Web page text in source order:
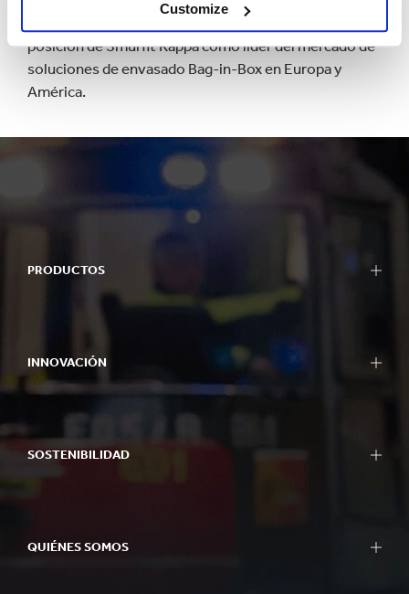
Customize
posición de Smurfit Kappa como líder del mercado de
soluciones de envasado Bag-in-Box en Europa y
América.
PRODUCTOS
Exhibidores
Maquinaria de Empaque
Papel y Cartón
INNOVACIÓN
Nuestro Enfoque de Innovación
Áreas de I+D
Casos de Éxito
SOSTENIBILIDAD
QUIÉNES SOMOS